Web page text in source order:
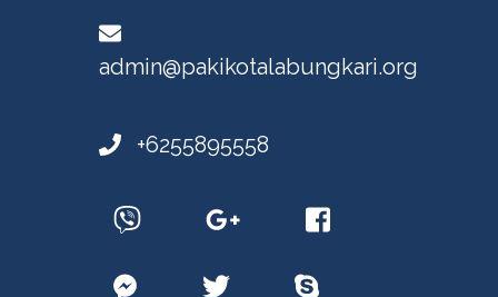
admin@pakikotalabungkari.org
+6255895558